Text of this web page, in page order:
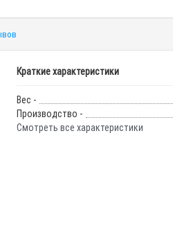
Краткие характеристики
Вес -
Производство -
Смотреть все характеристики